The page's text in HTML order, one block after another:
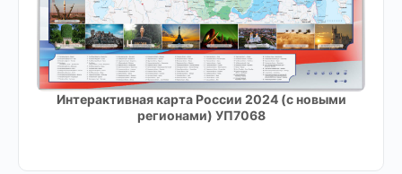
Интерактивная карта России 2024 (с новыми
регионами) УП7068